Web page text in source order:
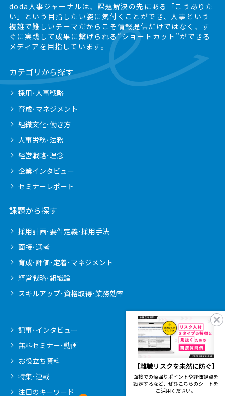
doda人事ジャーナルは、課題解決の先にある
「こうありた
い」という目指したい姿に気付くことができ、 人事という
複雑で難しいテーマだからこそ情報提供だけではなく、 す
ぐに実践して成果に繋げられる“ショートカット”ができる
メディアを目指しています。
カテゴリから探す
採用･人事戦略
育成･マネジメント
組織文化･働き方
人事労務･法務
経営戦略･理念
企業インタビュー
セミナーレポート
課題から探す
採用計画･要件定義･採用手法
面接･選考
育成･評価･定着･マネジメント
経営戦略･組織論
スキルアップ･資格取得･業務効率
記事･インタビュー
無料セミナー･動画
お役立ち資料
特集･連載
注目のキーワード
【離職リスクを未然に防ぐ】
面接での深堀りポイントや評価観点を
設定するなど、ぜひこちらのシートを
ご活用ください。